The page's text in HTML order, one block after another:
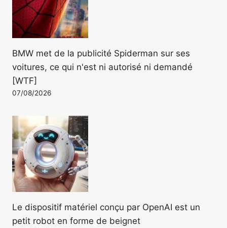
BMW met de la publicité Spiderman sur ses
voitures, ce qui n'est ni autorisé ni demandé
[WTF]
07/08/2026
Le dispositif matériel conçu par OpenAI est un
petit robot en forme de beignet